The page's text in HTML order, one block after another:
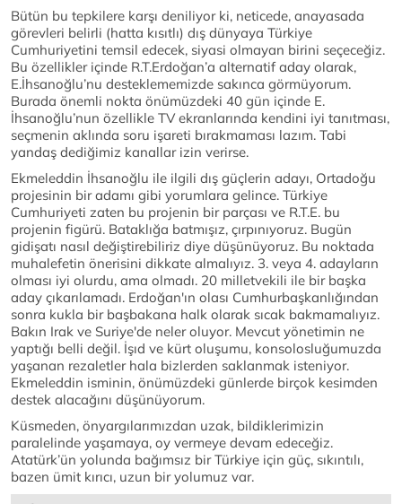
Bütün bu tepkilere karşı deniliyor ki, neticede, anayasada
görevleri belirli (hatta kısıtlı) dış dünyaya Türkiye
Cumhuriyetini temsil edecek, siyasi olmayan birini seçeceğiz.
Bu özellikler içinde R.T.Erdoğan’a alternatif aday olarak,
E.İhsanoğlu’nu desteklememizde sakınca görmüyorum.
Burada önemli nokta önümüzdeki 40 gün içinde E.
İhsanoğlu’nun özellikle TV ekranlarında kendini iyi tanıtması,
seçmenin aklında soru işareti bırakmaması lazım. Tabi
yandaş dediğimiz kanallar izin verirse.
Ekmeleddin İhsanoğlu ile ilgili dış güçlerin adayı, Ortadoğu
projesinin bir adamı gibi yorumlara gelince. Türkiye
Cumhuriyeti zaten bu projenin bir parçası ve R.T.E. bu
projenin figürü. Bataklığa batmışız, çırpınıyoruz. Bugün
gidişatı nasıl değiştirebiliriz diye düşünüyoruz. Bu noktada
muhalefetin önerisini dikkate almalıyız. 3. veya 4. adayların
olması iyi olurdu, ama olmadı. 20 milletvekili ile bir başka
aday çıkarılamadı. Erdoğan'ın olası Cumhurbaşkanlığından
sonra kukla bir başbakana halk olarak sıcak bakmamalıyız.
Bakın Irak ve Suriye'de neler oluyor. Mevcut yönetimin ne
yaptığı belli değil. İşıd ve kürt oluşumu, konsolosluğumuzda
yaşanan rezaletler hala bizlerden saklanmak isteniyor.
Ekmeleddin isminin, önümüzdeki günlerde birçok kesimden
destek alacağını düşünüyorum.
Küsmeden, önyargılarımızdan uzak, bildiklerimizin
paralelinde yaşamaya, oy vermeye devam edeceğiz.
Atatürk’ün yolunda bağımsız bir Türkiye için güç, sıkıntılı,
bazen ümit kırıcı, uzun bir yolumuz var.